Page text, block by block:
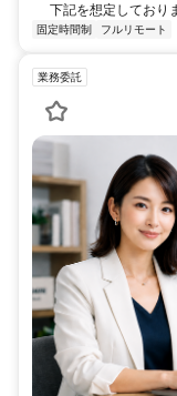
下記を想定しており
固定時間制 フルリモート
業務委託